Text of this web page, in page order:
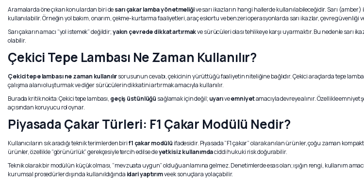
Aramalarda öne çıkan konulardan biri desarı çakar lamba yönetmeliğive sarı ikazların hangi hallerde kullanılabileceğidir. Sarı (amber)
kullanılabilir. Örneğin yol bakım, onarım, çekme-kurtarma faaliyetleri, araç eskortu ve benzeri operasyonlarda sarı ikazlar, çevre güvenliği
Sarı çakarın amacı “yol istemek” değildir;yakın çevrede dikkat artırmakve sürücüleri olası tehlikeye karşı uyarmaktır. Bu nedenle sarı
olabilir.
Çekici Tepe Lambası Ne Zaman Kullanılır?
Çekici tepe lambası ne zaman kullanılırsorusunun cevabı, çekicinin yürüttüğü faaliyetin niteliğine bağlıdır. Çekici araçlarda tepe
çalışma alanı oluşturmak ve diğer sürücülerin dikkatini artırmak amacıyla kullanılır.
Burada kritik nokta: Çekici tepe lambası, geçiş üstünlüğü sağlamak için değil; uyarıveemniyetamacıyla devreye alınır. Özellikle
açısından koruyucu rol oynar.
Piyasada Çakar Türleri: F1 Çakar Modülü Nedir?
Kullanıcıların sık aradığı teknik terimlerden birif1 çakar modülü ifadesidir. Piyasada “F1 çakar” olarak anılan ürünler, çoğu zaman
ürünler, özellikle “görünürlük” gerekçesiyle tercih edilse deyetkisiz kullanımdaciddi hukuki risk doğurabilir.
Teknik olarak bir modülün küçük olması, “mevzuata uygun” olduğu anlamına gelmez. Denetimlerde esas olan; ışığın rengi, kullanım
kurumsal prosedürler dışında kullanıldığında idari yaptırımve ek sonuçlara yol açabilir.